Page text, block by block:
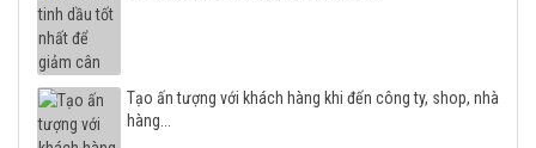
Tạo ấn tượng với khách hàng khi đến công ty, shop, nhà
hàng...